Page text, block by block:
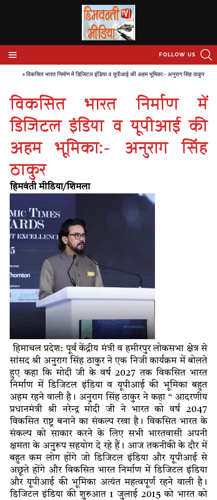
FOLLOW US
» विकसित भारत निर्माण में डिजिटल इंडिया व यूपीआई की अहम भूमिका:- अनुराग सिंह ठाकुर
विकसित भारत निर्माण में
डिजिटल इंडिया व यूपीआई की
अहम भूमिका:- अनुराग सिंह
ठाकुर
हिमवंती मीडिया/शिमला
हिमाचल प्रदेश: पूर्व केंद्रीय मंत्री व हमीरपुर लोकसभा क्षेत्र से
सांसद श्री अनुराग सिंह ठाकुर ने एक निजी कार्यक्रम में बोलते
हुए कहा कि मोदी जी के वर्ष 2027 तक विकसित भारत
निर्माण में डिजिटल इंडिया व यूपीआई की भूमिका बहुत
अहम रहने वाली है। अनुराग सिंह ठाकुर ने कहा “ आदरणीय
प्रधानमंत्री श्री नरेन्द्र मोदी जी ने भारत को वर्ष 2047
विकसित राष्ट्र बनाने का संकल्प रखा है। विकसित भारत के
संकल्प को साकार करने के लिए सभी भारतवासी अपनी
क्षमता के अनुरूप सहयोग दे रहे हैं। आज तकनीकी के दौर में
बहुत कम लोग होंगे जो डिजिटल इंडिया और यूपीआई से
अछूते होंगे और विकसित भारत निर्माण में डिजिटल इंडिया
और यूपीआई की भूमिका अत्यंत महत्वपूर्ण रहने वाली है।
डिजिटल इंडिया की शुरुआत 1 जुलाई 2015 को भारत को